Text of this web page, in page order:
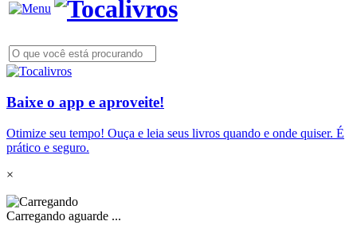
Baixe o app e aproveite!
Otimize seu tempo! Ouça e leia seus livros quando e onde quiser. É
prático e seguro.
×
Carregando aguarde ...